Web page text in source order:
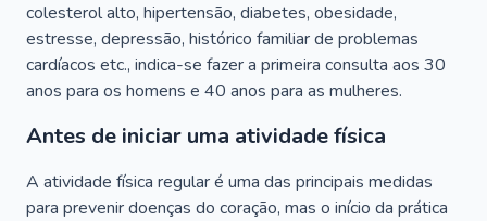
colesterol alto, hipertensão, diabetes, obesidade,
estresse, depressão, histórico familiar de problemas
cardíacos etc., indica-se fazer a primeira consulta aos 30
anos para os homens e 40 anos para as mulheres.
Antes de iniciar uma atividade física
A atividade física regular é uma das principais medidas
para prevenir doenças do coração, mas o início da prática